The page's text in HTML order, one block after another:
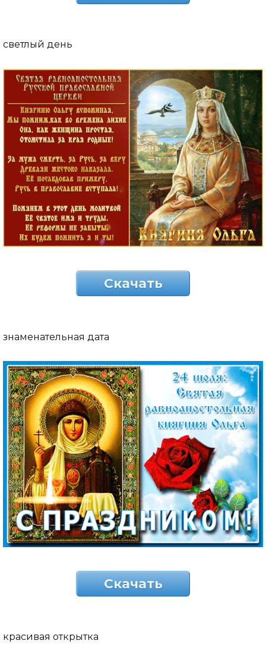
светлый день
Скачать
знаменательная дата
Скачать
красивая открытка